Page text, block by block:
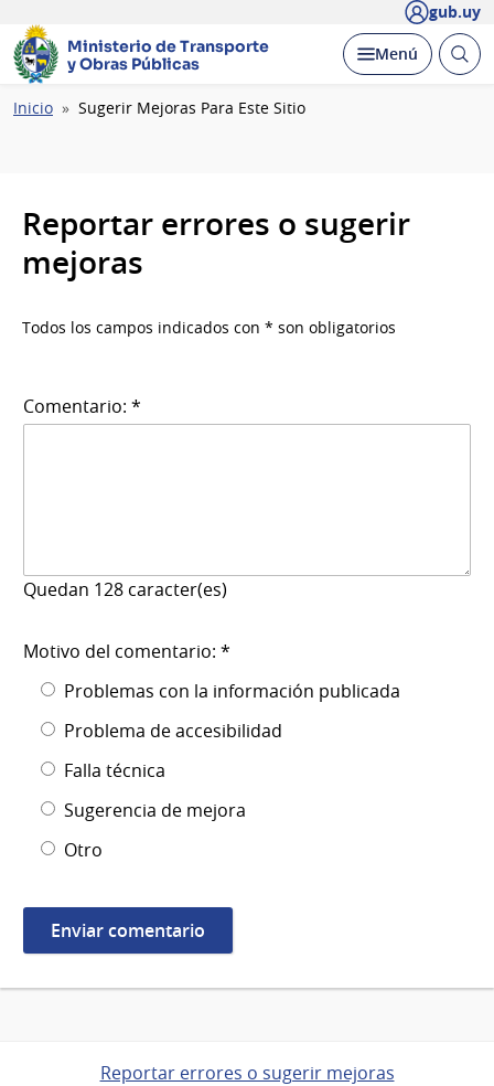
gub.uy
Ministerio de Transporte
y Obras Públicas
Desplegar
Menú Abrir
Ruta
Inicio Sugerir Mejoras Para Este Sitio
Reportar errores o sugerir
mejoras
Todos los campos indicados con * son obligatorios
Comentario: *
Quedan 128 caracter(es)
Motivo del comentario: *
Problemas con la información publicada
Problema de accesibilidad
Falla técnica
Sugerencia de mejora
Otro
Reportar errores o sugerir mejoras